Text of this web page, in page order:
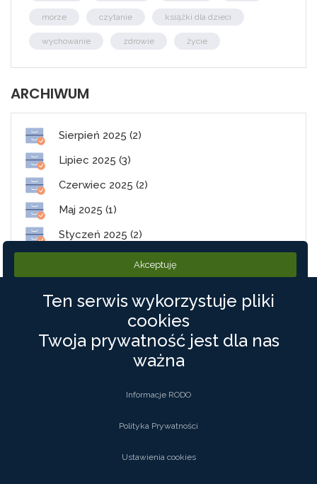
morze czytanie książki dla dzieci
wychowanie zdrowie życie
ARCHIWUM
Sierpień 2025 (2)
Lipiec 2025 (3)
Czerwiec 2025 (2)
Maj 2025 (1)
Styczeń 2025 (2)
PolneDrogi.pl
Polityka Prywatności
Rodo
Akceptuję
Ten serwis wykorzystuje pliki
cookies
Twoja prywatność jest dla nas
ważna
Informacje RODO
Polityka Prywatności
Ustawienia cookies